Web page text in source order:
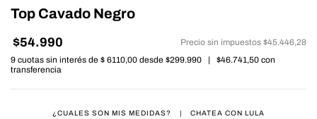
Top Cavado Negro
$54.990 Precio sin impuestos $45.446,28
9 cuotas sin interés de $ 6110,00 | $46.741,50 con
¿CUALES SON MIS MEDIDAS? CHATEA CON LULA